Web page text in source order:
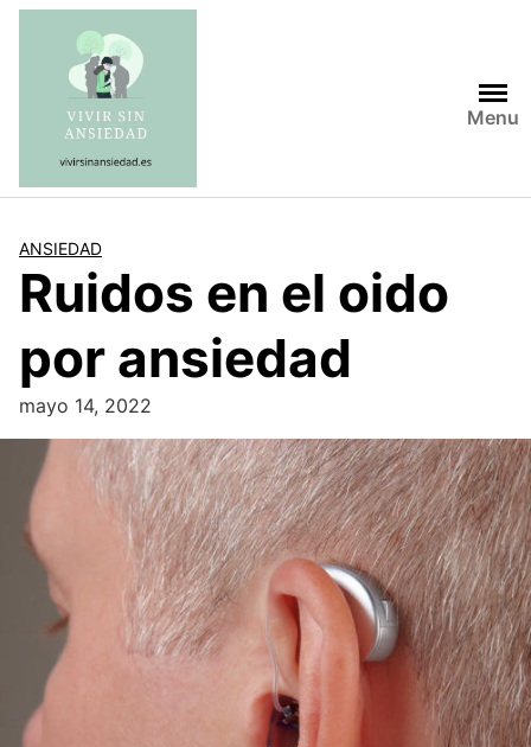
Saltar
contenido
Menu
ANSIEDAD
Ruidos en el oido
por ansiedad
mayo 14, 2022